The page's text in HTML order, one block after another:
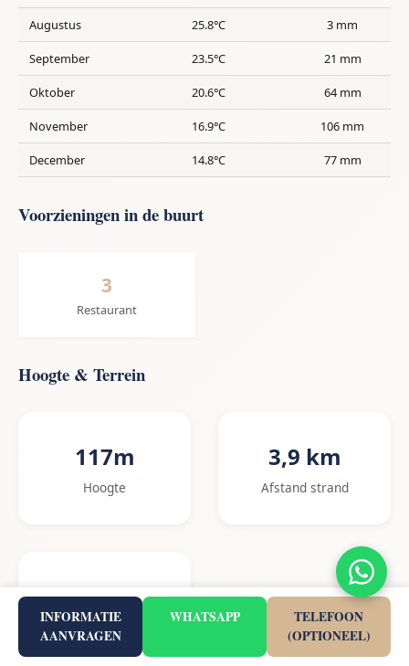
Augustus 25.8°C 3 mm
September 23.5°C 21 mm
Oktober 20.6°C 64 mm
November 16.9°C 106 mm
December 14.8°C 77 mm
Voorzieningen in de buurt
3
Restaurant
Hoogte & Terrein
117m
Hoogte
3,9 km
Afstand strand
2.9%
Helling naar strand
INFORMATIE
AANVRAGEN
WHATSAPP
TELEFOON
(OPTIONEEL)